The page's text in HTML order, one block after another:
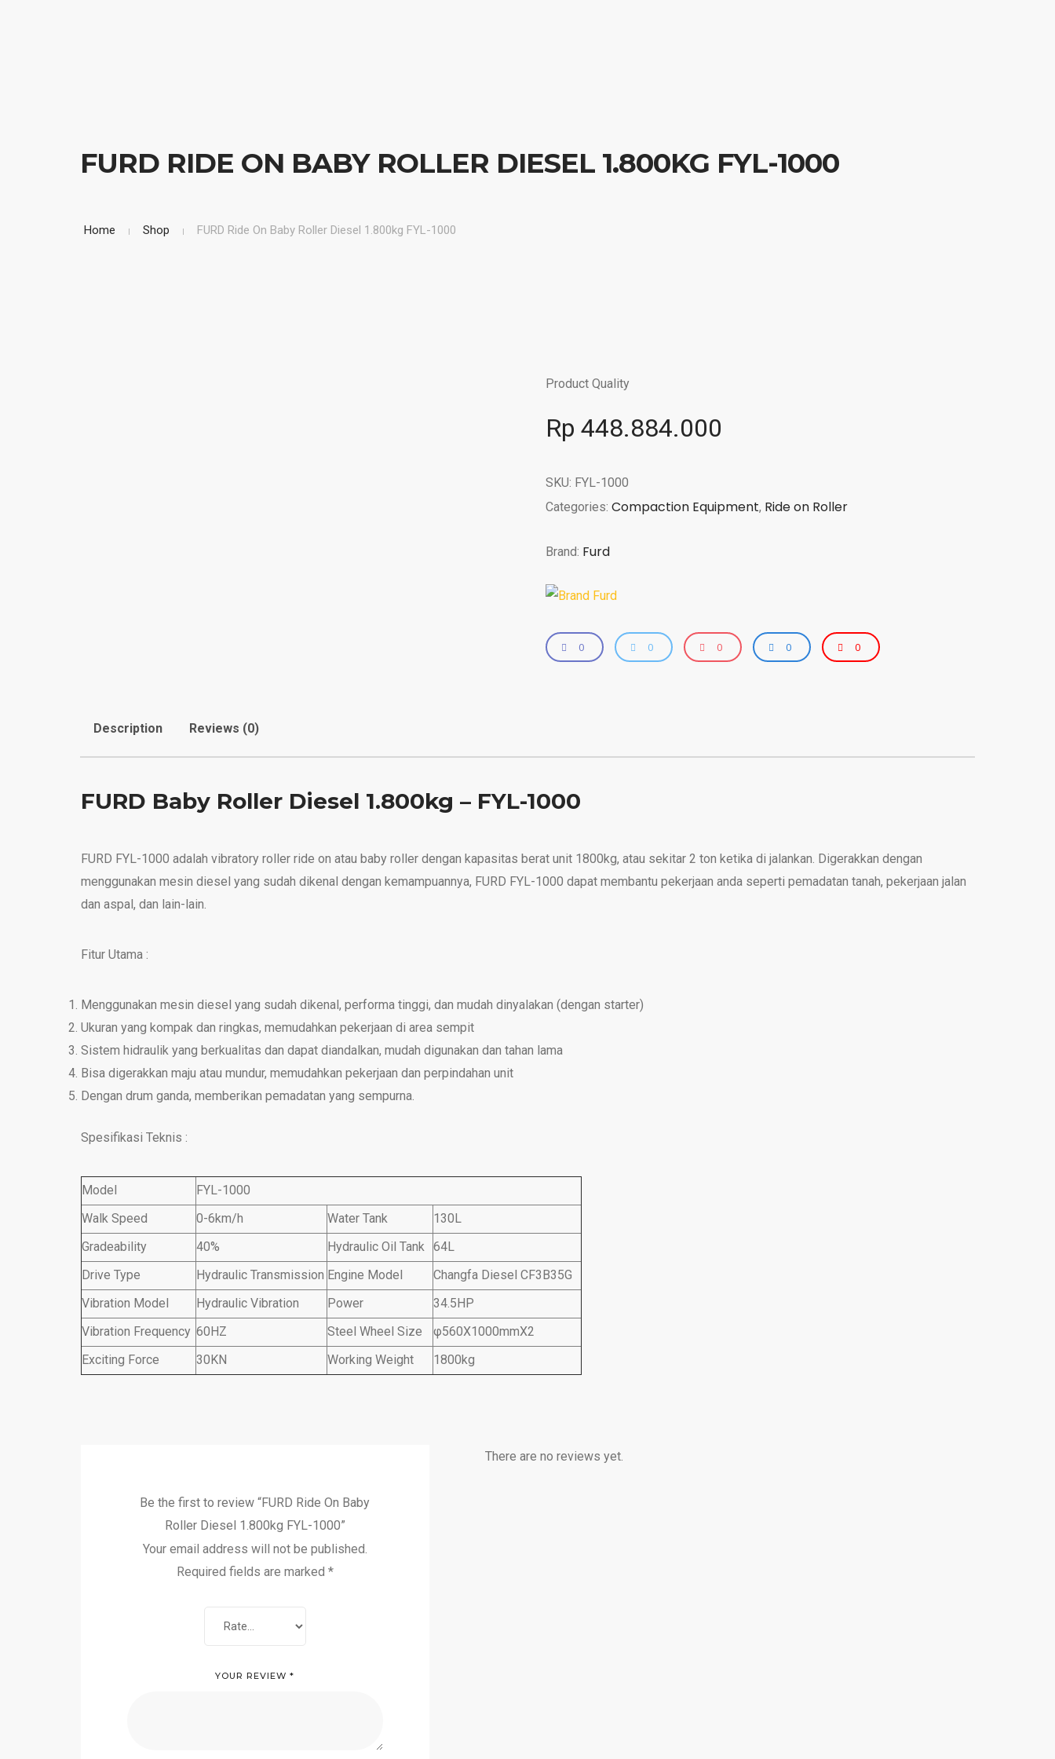
FURD RIDE ON BABY ROLLER DIESEL 1.800KG FYL-1000
Home Shop FURD Ride On Baby Roller Diesel 1.800kg FYL-1000
Product Quality
Rp 448.884.000
SKU: FYL-1000
Categories: Compaction Equipment, Ride on Roller
Brand: Furd
0 0 0 0 0
Description Reviews (0)
FURD Baby Roller Diesel 1.800kg – FYL-1000
FURD FYL-1000 adalah vibratory roller ride on atau baby roller dengan kapasitas berat unit 1800kg, atau sekitar 2 ton ketika di jalankan. Digerakkan dengan
menggunakan mesin diesel yang sudah dikenal dengan kemampuannya, FURD FYL-1000 dapat membantu pekerjaan anda seperti pemadatan tanah, pekerjaan jalan
dan aspal, dan lain-lain.
Fitur Utama :
Menggunakan mesin diesel yang sudah dikenal, performa tinggi, dan mudah dinyalakan (dengan starter)
Ukuran yang kompak dan ringkas, memudahkan pekerjaan di area sempit
Sistem hidraulik yang berkualitas dan dapat diandalkan, mudah digunakan dan tahan lama
Bisa digerakkan maju atau mundur, memudahkan pekerjaan dan perpindahan unit
Dengan drum ganda, memberikan pemadatan yang sempurna.
Spesifikasi Teknis :
Model
FYL-1000
Walk Speed
0-6km/h Water Tank
130L
Gradeability
40% Hydraulic Oil Tank 64L
Drive Type
Hydraulic Transmission Engine Model
Changfa Diesel CF3B35G
Vibration Model
Hydraulic Vibration Power
34.5HP
Vibration Frequency 60HZ Steel Wheel Size
φ560X1000mmX2
Exciting Force
30KN Working Weight 1800kg
There are no reviews yet.
Be the first to review “FURD Ride On Baby
Roller Diesel 1.800kg FYL-1000”
Your email address will not be published.
Required fields are marked *
YOUR REVIEW*